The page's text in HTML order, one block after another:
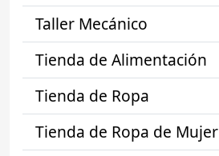
Taller Mecánico
Tienda de Alimentación
Tienda de Ropa
Tienda de Ropa de Mujer